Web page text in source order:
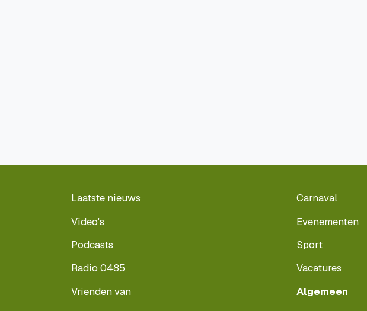
Laatste nieuws
Video's
Podcasts
Radio 0485
Vrienden van
Carnaval
Evenementen
Sport
Vacatures
Algemeen